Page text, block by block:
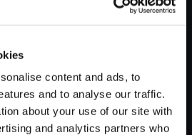
content and ads, to
and to analyse our traffic.
about your use of our site with
and analytics partners who
ルのダウンロードの際には、通信環境
単曲】ロックマン ゼロ＆ゼク